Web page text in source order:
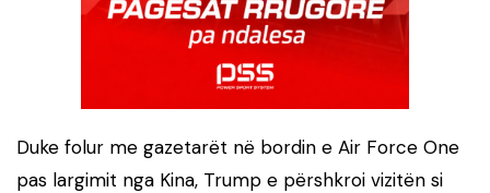
Duke folur me gazetarët në bordin e Air Force One
pas largimit nga Kina, Trump e përshkroi vizitën si